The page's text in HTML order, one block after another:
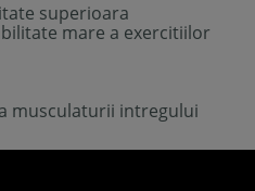
superioara
mare a exercitiilor
musculaturii intregului